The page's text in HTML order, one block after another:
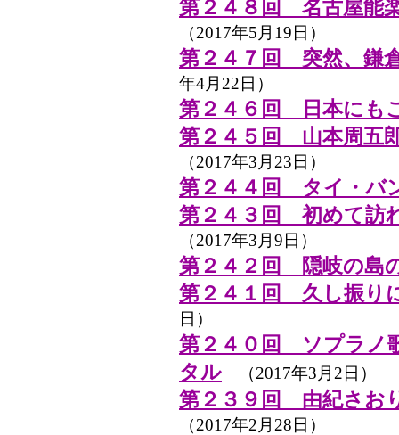
第２４８回 名古屋能
（2017年5月19日）
第２４７回 突然、鎌
年4月22日）
第２４６回 日本にも
第２４５回 山本周五
（2017年3月23日）
第２４４回 タイ・バ
第２４３回 初めて訪
（2017年3月9日）
第２４２回 隠岐の島
第２４１回 久し振り
日）
第２４０回 ソプラノ
タル （2017年3月2日）
第２３９回 由紀さお
（2017年2月28日）